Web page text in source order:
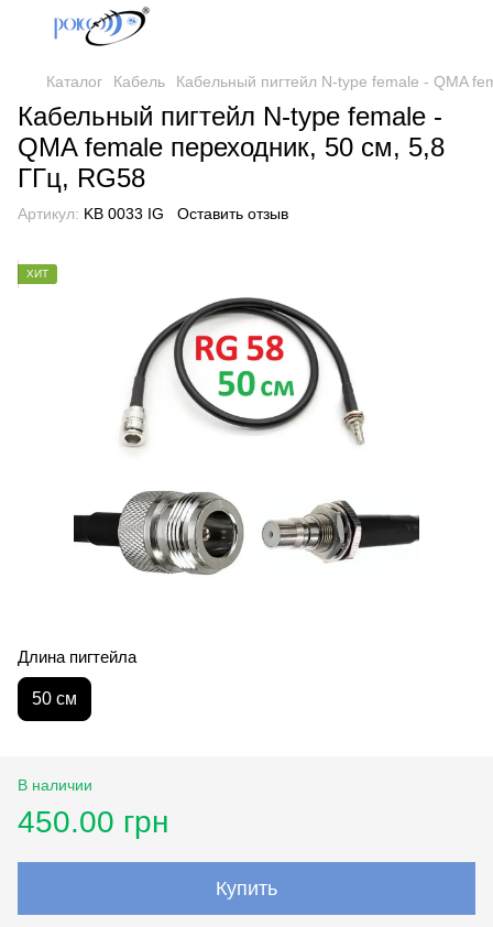
Каталог Кабель Кабельный пигтейл N-type female - QMA
Кабельный пигтейл N-type female -
QMA female переходник, 50 см, 5,8
ГГц, RG58
Артикул: KB 0033 IG Оставить отзыв
ХИТ
Длина пигтейла
50 см
В наличии
450.00 грн
Купить